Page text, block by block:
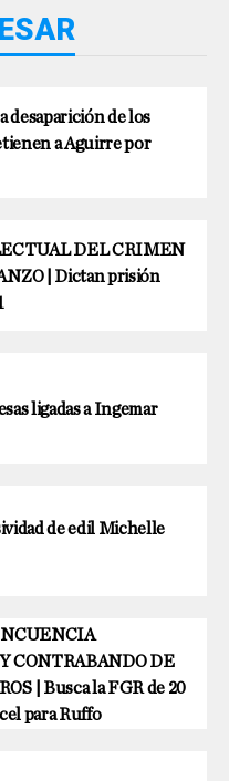
desaparición de los
a Aguirre por
DEL CRIMEN
| Dictan prisión
ligadas a Ingemar
de edil Michelle
CONTRABANDO DE
| Busca la FGR de 20
para Ruffo